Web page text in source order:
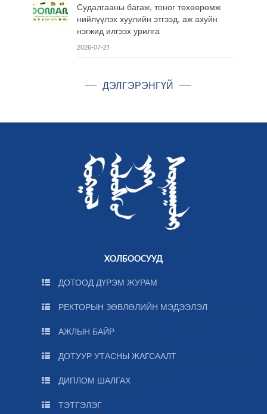
Судалгааны багаж, тоног төхөөрөмж
нийлүүлэх хуулийн этгээд, аж ахуйн
нэгжид илгээх урилга
2026-07-21
ДЭЛГЭРЭНГҮЙ
ХОЛБООСУУД
ДОТООД ДҮРЭМ ЖУРАМ
РЕКТОРЫН ЗӨВЛӨЛИЙН МЭДЭЭЛЭЛ
АЖЛЫН БАЙР
ДОТУУР УТАСНЫ ЖАГСААЛТ
ДИПЛОМ ШАЛГАХ
ТЭТГЭЛЭГ